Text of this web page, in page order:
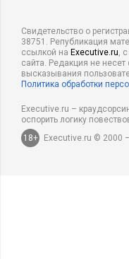
Свидетельство о
38751. Републикация
ссылкой на Executive.ru,
сайта. Редакция не несет
высказывания
Политика обработки
Executive.ru –
оспорить логику
18+
Executive.ru © 2000